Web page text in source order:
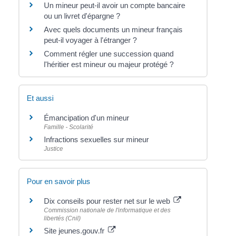
Un mineur peut-il avoir un compte bancaire
ou un livret d'épargne ?
Avec quels documents un mineur français
peut-il voyager à l'étranger ?
Comment régler une succession quand
l'héritier est mineur ou majeur protégé ?
Et aussi
Émancipation d'un mineur
Famille - Scolarité
Infractions sexuelles sur mineur
Justice
Pour en savoir plus
Dix conseils pour rester net sur le web
Commission nationale de l'informatique et des
libertés (Cnil)
Site jeunes.gouv.fr